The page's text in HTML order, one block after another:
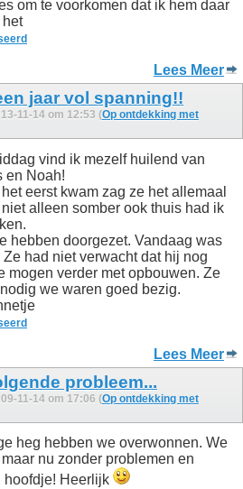
om te voorkomen dat ik hem daar
het
Lees Meer
jaar vol spanning!!
11-14 om 12:53 (Op ontdekking met
vind ik mezelf huilend van
en Noah!
eerst kwam zag ze het allemaal
alleen somber ook thuis had ik
hebben doorgezet. Vandaag was
had niet verwacht dat hij nog
mogen verder met opbouwen. Ze
we waren goed bezig.
Lees Meer
probleem...
11-14 om 17:06 (Op ontdekking met
heg hebben we overwonnen. We
nu zonder problemen en
hoofdje! Heerlijk